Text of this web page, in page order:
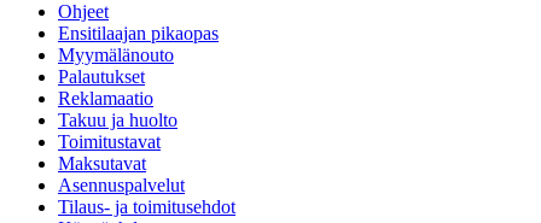
Ohjeet
Ensitilaajan pikaopas
Myymälänouto
Palautukset
Reklamaatio
Takuu ja huolto
Toimitustavat
Maksutavat
Asennuspalvelut
Tilaus- ja toimitusehdot